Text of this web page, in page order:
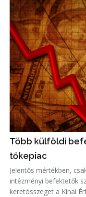
Több külföldi
tőkepiac
Jelentős mértékben,
intézményi befektetők
keretösszeget a Kínai